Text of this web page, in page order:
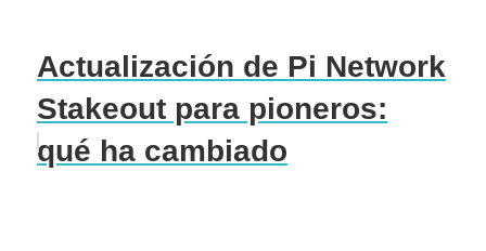
Actualización de Pi Network
Stakeout para pioneros:
qué ha cambiado